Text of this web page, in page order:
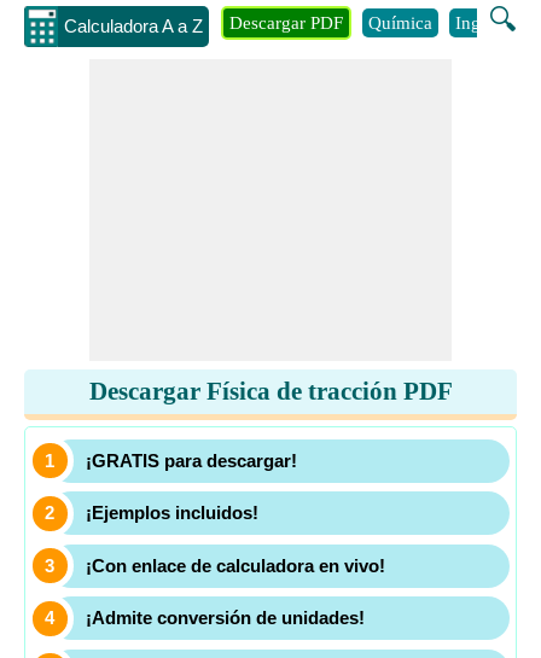
Calculadora A a Z 🔍
Descargar PDF Química Ingenieria
Descargar Física de tracción PDF
¡GRATIS para descargar!
¡Ejemplos incluidos!
¡Con enlace de calculadora en vivo!
¡Admite conversión de unidades!